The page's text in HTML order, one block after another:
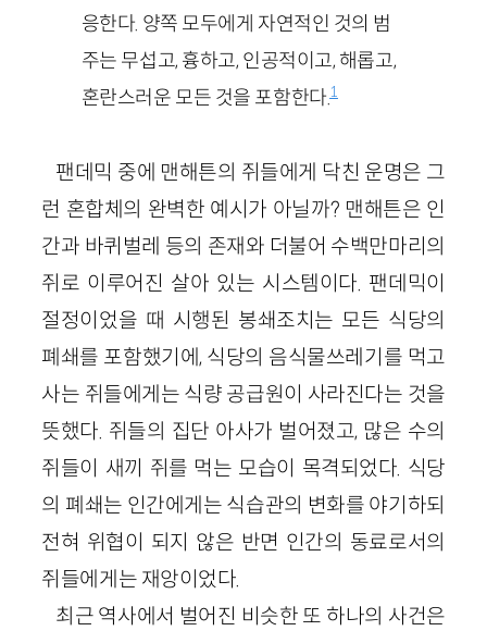
응한다. 양쪽 모두에게 자연적인 것의 범
주는 무섭고, 흉하고, 인공적이고, 해롭고,
혼란스러운 모든 것을 포함한다.1
팬데믹 중에 맨해튼의 쥐들에게 닥친 운명은 그
런 혼합체의 완벽한 예시가 아닐까? 맨해튼은 인
간과 바퀴벌레 등의 존재와 더불어 수백만마리의
쥐로 이루어진 살아 있는 시스템이다. 팬데믹이
절정이었을 때 시행된 봉쇄조치는 모든 식당의
폐쇄를 포함했기에, 식당의 음식물쓰레기를 먹고
사는 쥐들에게는 식량 공급원이 사라진다는 것을
뜻했다. 쥐들의 집단 아사가 벌어졌고, 많은 수의
쥐들이 새끼 쥐를 먹는 모습이 목격되었다. 식당
의 폐쇄는 인간에게는 식습관의 변화를 야기하되
전혀 위협이 되지 않은 반면 인간의 동료로서의
쥐들에게는 재앙이었다.
최근 역사에서 벌어진 비슷한 또 하나의 사건은